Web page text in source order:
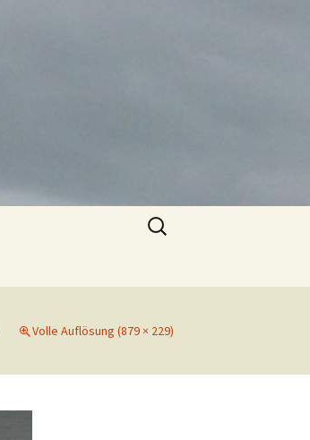
Suchen
nach:
Volle Auflösung (879 × 229)